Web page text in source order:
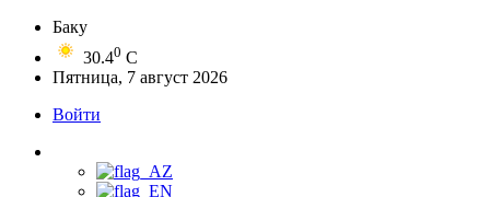
Баку
30.40 C
Пятница, 7 август 2026
Войти